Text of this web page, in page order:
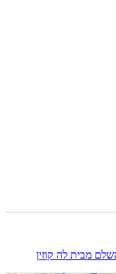
מבית לה קוזין